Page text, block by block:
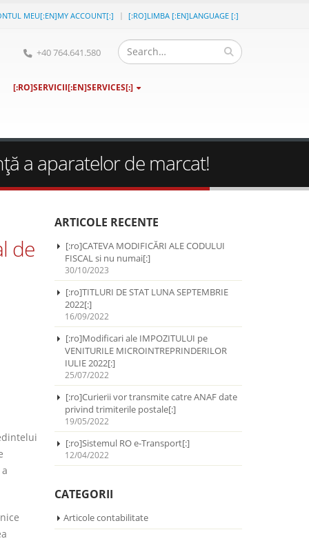
MEU[:EN]MY ACCOUNT[:] [:RO]LIMBA [:EN]LANGUAGE [:]
+40 764.641.580
[:RO]SERVICII[:EN]SERVICES[:]
a aparatelor de marcat!
de
ARTICOLE RECENTE
[:ro]CATEVA MODIFICĂRI ALE CODULUI
FISCAL si nu numai[:]
30/10/2023
[:ro]TITLURI DE STAT LUNA SEPTEMBRIE
2022[:]
16/09/2022
[:ro]Modificari ale IMPOZITULUI pe
VENITURILE MICROINTREPRINDERILOR
IULIE 2022[:]
25/07/2022
[:ro]Curierii vor transmite catre ANAF date
privind trimiterile postale[:]
19/05/2022
[:ro]Sistemul RO e-Transport[:]
12/04/2022
CATEGORII
Articole contabilitate